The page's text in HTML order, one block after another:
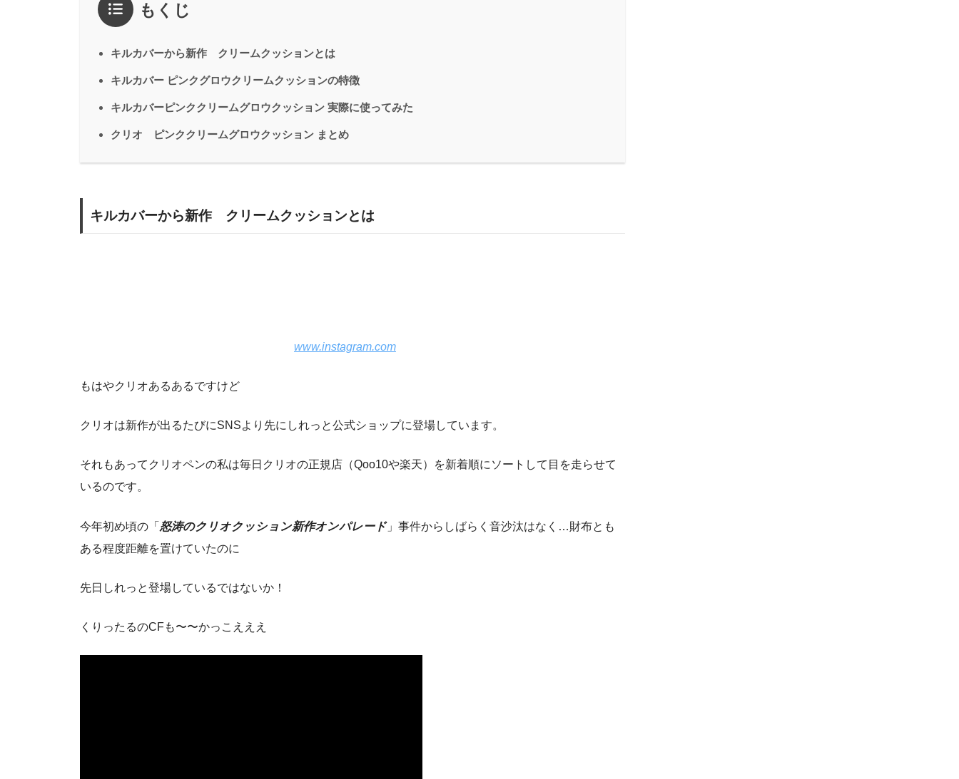
もくじ
キルカバーから新作 クリームクッションとは
キルカバー ピンクグロウクリームクッションの特徴
キルカバーピンククリームグロウクッション 実際に使ってみた
クリオ ピンククリームグロウクッション まとめ
キルカバーから新作 クリームクッションとは
www.instagram.com
もはやクリオあるあるですけど
クリオは新作が出るたびにSNSより先にしれっと公式ショップに登場しています。
それもあってクリオペンの私は毎日クリオの正規店（Qoo10や楽天）を新着順にソートして目を走らせて
いるのです。
今年初め頃の「怒涛のクリオクッション新作オンパレード」事件からしばらく音沙汰はなく…財布とも
ある程度距離を置けていたのに
先日しれっと登場しているではないか！
くりったるのCFも〜〜かっこえええ